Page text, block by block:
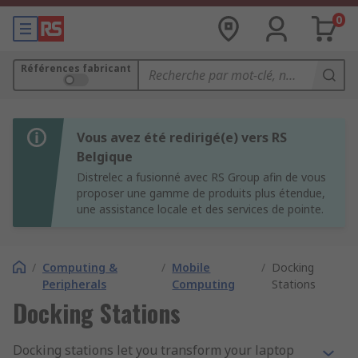
0
Références fabricant
Vous avez été redirigé(e) vers RS
Belgique
Distrelec a fusionné avec RS Group afin de vous
proposer une gamme de produits plus étendue,
une assistance locale et des services de pointe.
/ Computing &
Peripherals
/ Mobile
Computing
/ Docking
Stations
Docking Stations
Docking stations let you transform your laptop